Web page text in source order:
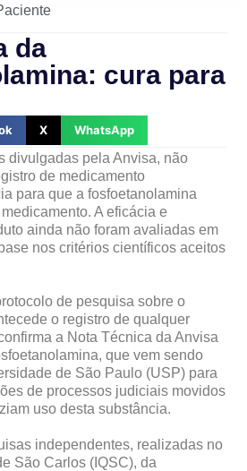
da
cura para
X WhatsApp
divulgadas pela Anvisa, não
de medicamento
para que a fosfoetanolamina
A eficácia e
ainda não foram avaliadas em
nos critérios científicos aceitos
de pesquisa sobre o
o registro de qualquer
a Nota Técnica da Anvisa
que vem sendo
de São Paulo (USP) para
de processos judiciais movidos
uso desta substância.
independentes, realizadas no
São Carlos (IQSC), da